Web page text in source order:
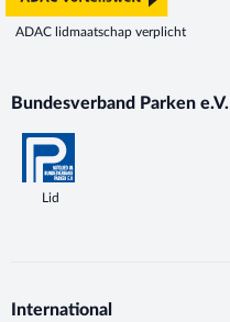
ADAC lidmaatschap verplicht
Bundesverband Parken e.V.
Lid
International